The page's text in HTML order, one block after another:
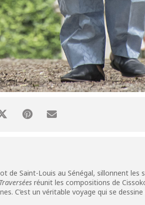
de Saint-Louis au Sénégal, sillonnent les
Traversées réunit les compositions de
C’est un véritable voyage qui se dessine